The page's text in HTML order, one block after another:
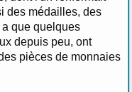
des médailles, des
que quelques
depuis peu, ont
pièces de monnaies